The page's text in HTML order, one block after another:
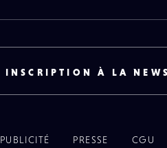
INSCRIPTION À LA
PUBLICITÉ PRESSE CGU